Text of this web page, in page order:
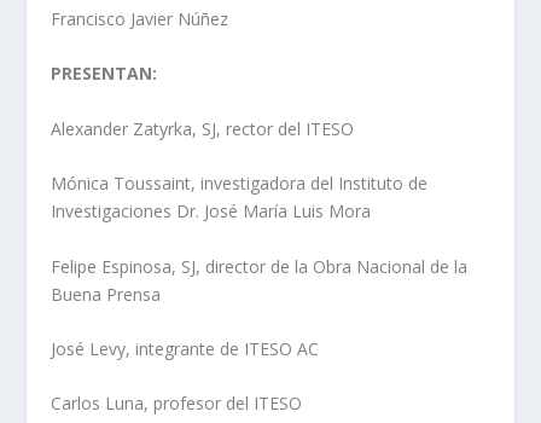
Francisco Javier Núñez
PRESENTAN:
Alexander Zatyrka, SJ, rector del ITESO
Mónica Toussaint, investigadora del Instituto de
Investigaciones Dr. José María Luis Mora
Felipe Espinosa, SJ, director de la Obra Nacional de la
Buena Prensa
José Levy, integrante de ITESO AC
Carlos Luna, profesor del ITESO